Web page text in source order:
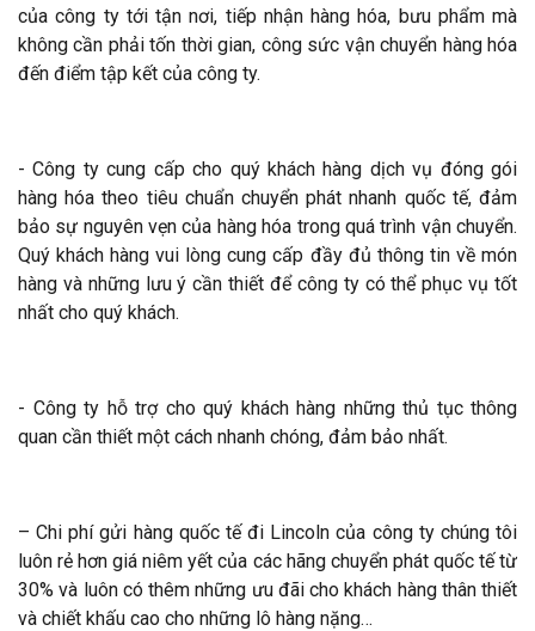
của công ty tới tận nơi, tiếp nhận hàng hóa, bưu phẩm mà
không cần phải tốn thời gian, công sức vận chuyển hàng hóa
đến điểm tập kết của công ty.
- Công ty cung cấp cho quý khách hàng dịch vụ đóng gói
hàng hóa theo tiêu chuẩn chuyển phát nhanh quốc tế, đảm
bảo sự nguyên vẹn của hàng hóa trong quá trình vận chuyển.
Quý khách hàng vui lòng cung cấp đầy đủ thông tin về món
hàng và những lưu ý cần thiết để công ty có thể phục vụ tốt
nhất cho quý khách.
- Công ty hỗ trợ cho quý khách hàng những thủ tục thông
quan cần thiết một cách nhanh chóng, đảm bảo nhất.
– Chi phí gửi hàng quốc tế đi Lincoln của công ty chúng tôi
luôn rẻ hơn giá niêm yết của các hãng chuyển phát quốc tế từ
30% và luôn có thêm những ưu đãi cho khách hàng thân thiết
và chiết khấu cao cho những lô hàng nặng…